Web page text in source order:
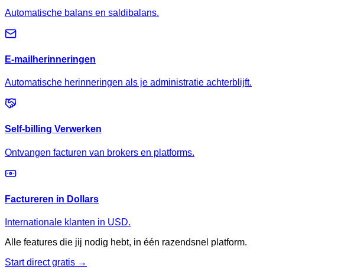
Automatische balans en saldibalans.
E-mailherinneringen
Automatische herinneringen als je administratie achterblijft.
Self-billing Verwerken
Ontvangen facturen van brokers en platforms.
Factureren in Dollars
Internationale klanten in USD.
Alle features die jij nodig hebt, in één razendsnel platform.
Start direct gratis →